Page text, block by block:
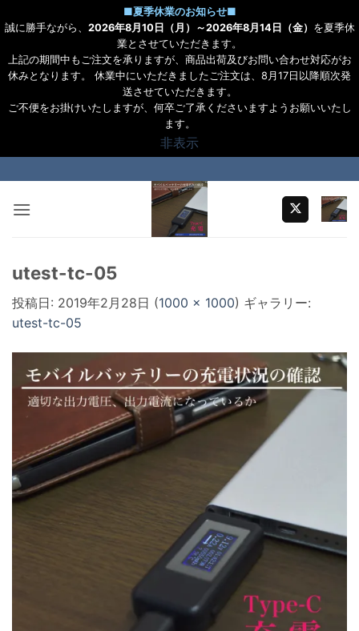
■夏季休業のお知らせ■
誠に勝手ながら、 2026年8月10日（月）～2026年8月14日（金） を夏季休
業とさせていただきます。
上記の期間中もご注文を承りますが、商品出荷及びお問い合わせ対応がお
休みとなります。 休業中にいただきましたご注文は、8月17日以降順次発
送させていただきます。
ご不便をお掛けいたしますが、何卒ご了承くださいますようお願いいたし
ます。
非表示
to
content
utest-tc-05
投稿日: 2019年2月28日 (1000 × 1000) ギャラリー:
utest-tc-05